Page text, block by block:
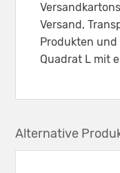
Versand,
Produkten
Quadrat L mit
Alternative